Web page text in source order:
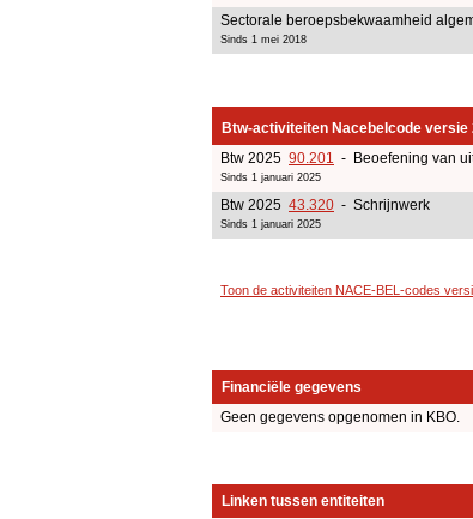
Sectorale beroepsbekwaamheid
Sinds 1 mei 2018
Btw-activiteiten Nacebelcode versie
Btw 2025 90.201 - Beoefening van
Sinds 1 januari 2025
Btw 2025 43.320 - Schrijnwerk
Sinds 1 januari 2025
Toon de activiteiten NACE-BEL-codes
Financiële gegevens
Geen gegevens opgenomen in KBO.
Linken tussen entiteiten